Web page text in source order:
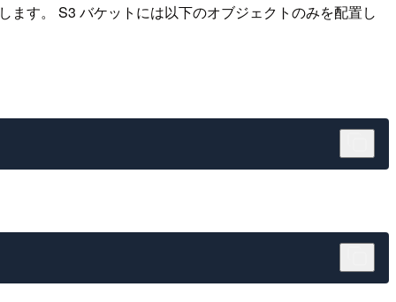
す。 S3 バケットには以下のオブジェクトのみを配置し